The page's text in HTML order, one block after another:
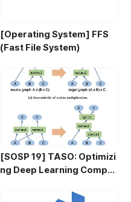
[Operating System] FFS
(Fast File System)
[SOSP 19] TASO: Optimizi
ng Deep Learning Comput
ration of Graph Substituti